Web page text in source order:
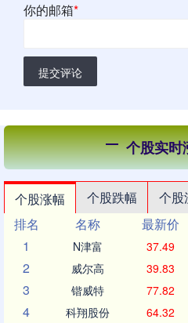
你的邮箱*
提交评论
个股实时
个股涨幅 个股跌幅 个股
排名
名称 最新价
1
N津富 37.49
2 威尔高 39.83
3 锴威特 77.82
4 科翔股份 64.32